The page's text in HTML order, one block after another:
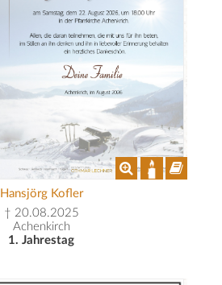
Hansjörg Kofler
† 20.08.2025
Achenkirch
1. Jahrestag